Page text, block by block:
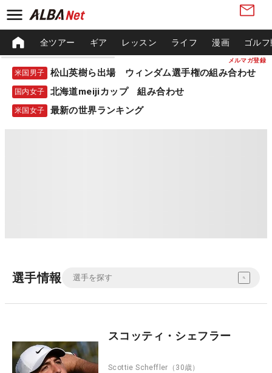
メルマガ登録
全ツアー ギア レッスン ライフ 漫画 ゴル
米国男子 松山英樹ら出場 ウィンダム選手権の組み合わせ
国内女子 北海道meijiカップ 組み合わせ
米国女子 最新の世界ランキング
選手情報
スコッティ・シェフラー
Scottie Scheffler （30歳）